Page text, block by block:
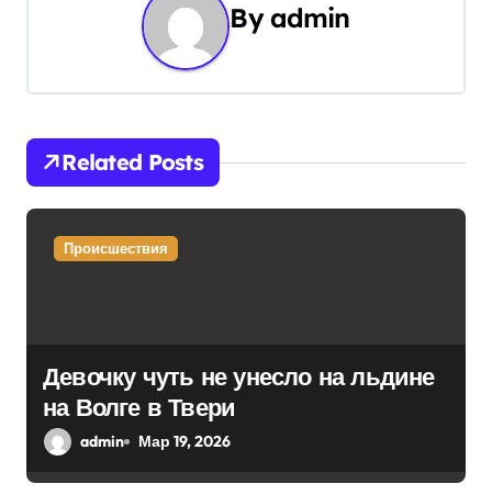
ц
и
я
п
п
и
Byadmin
Related Posts
Происшествия
Девочку чуть не унесло на льдине
на Волге в Твери
admin Мар 19, 2026